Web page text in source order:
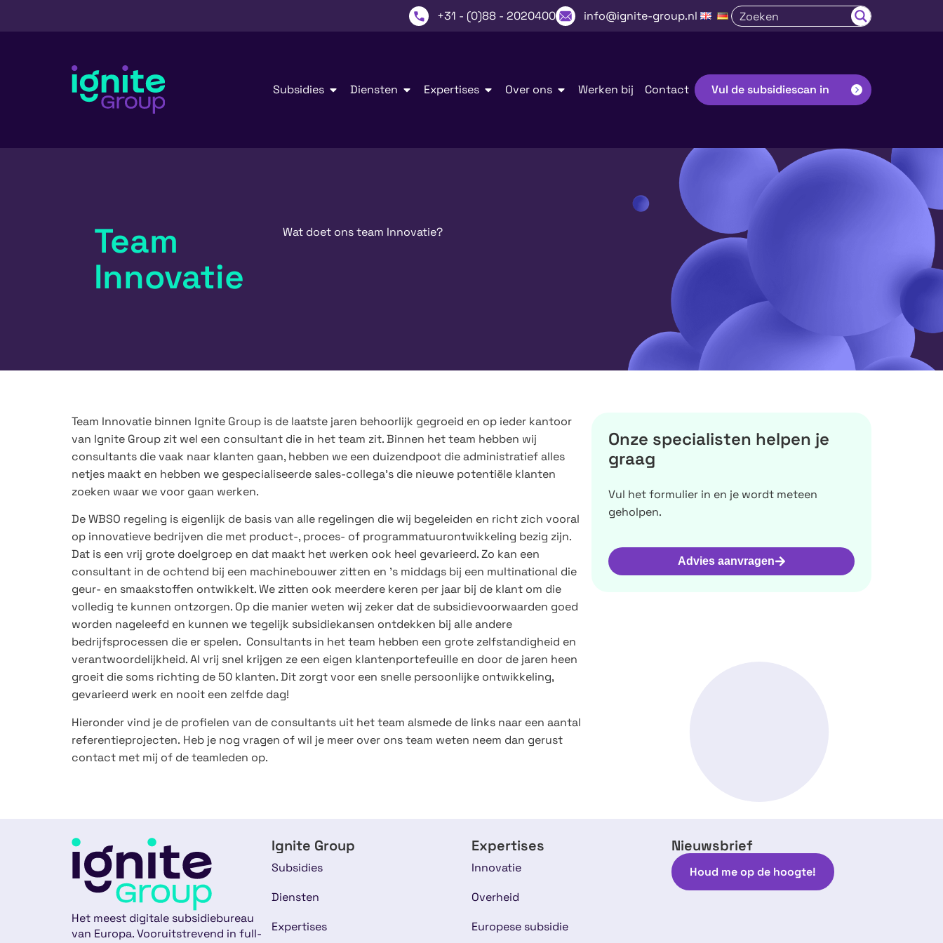
+31 - (0)88 - 2020400 info@ignite-group.nl
Subsidies Diensten Expertises Over ons Werken bij Contact Vul de subsidiescan in
Team
Innovatie
Wat doet ons team Innovatie?
Team Innovatie binnen Ignite Group is de laatste jaren behoorlijk gegroeid en op ieder kantoor
van Ignite Group zit wel een consultant die in het team zit. Binnen het team hebben wij
consultants die vaak naar klanten gaan, hebben we een duizendpoot die administratief alles
netjes maakt en hebben we gespecialiseerde sales-collega’s die nieuwe potentiële klanten
zoeken waar we voor gaan werken.
De WBSO regeling is eigenlijk de basis van alle regelingen die wij begeleiden en richt zich vooral
op innovatieve bedrijven die met product-, proces- of programmatuurontwikkeling bezig zijn.
Dat is een vrij grote doelgroep en dat maakt het werken ook heel gevarieerd. Zo kan een
consultant in de ochtend bij een machinebouwer zitten en ’s middags bij een multinational die
geur- en smaakstoffen ontwikkelt. We zitten ook meerdere keren per jaar bij de klant om die
volledig te kunnen ontzorgen. Op die manier weten wij zeker dat de subsidievoorwaarden goed
worden nageleefd en kunnen we tegelijk subsidiekansen ontdekken bij alle andere
bedrijfsprocessen die er spelen. Consultants in het team hebben een grote zelfstandigheid en
verantwoordelijkheid. Al vrij snel krijgen ze een eigen klantenportefeuille en door de jaren heen
groeit die soms richting de 50 klanten. Dit zorgt voor een snelle persoonlijke ontwikkeling,
gevarieerd werk en nooit een zelfde dag!
Hieronder vind je de profielen van de consultants uit het team alsmede de links naar een aantal
referentieprojecten. Heb je nog vragen of wil je meer over ons team weten neem dan gerust
contact met mij of de teamleden op.
Onze specialisten helpen je
graag
Vul het formulier in en je wordt meteen
geholpen.
Advies aanvragen
Het meest digitale subsidiebureau
van Europa. Vooruitstrevend in full-
Ignite Group
Subsidies
Diensten
Expertises
Expertises
Innovatie
Overheid
Europese subsidie
Nieuwsbrief
Houd me op de hoogte!